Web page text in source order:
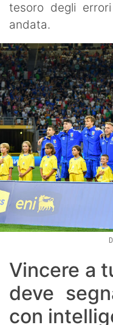
tesoro degli
andata.
Vincere a
deve
con